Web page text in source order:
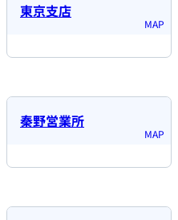
東京支店
秦野営業所